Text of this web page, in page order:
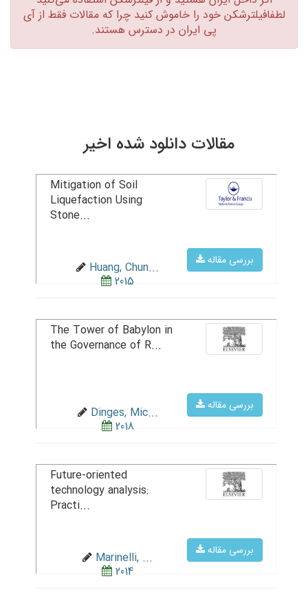
لطفافیلترشکن خود را خاموش کنید چرا که مقالات فقط از آی
پی ایران در دسترس هستند.‏
مقالات دانلود شده اخیر
بررسی مقاله
Mitigation of Soil
Liquefaction Using
Stone...
Huang, Chun...
2015
بررسی مقاله
The Tower of Babylon in
the Governance of R...
Dinges, Mic...
2018
بررسی مقاله
Future-oriented
technology analysis:
Practi...
Marinelli, ...
2014